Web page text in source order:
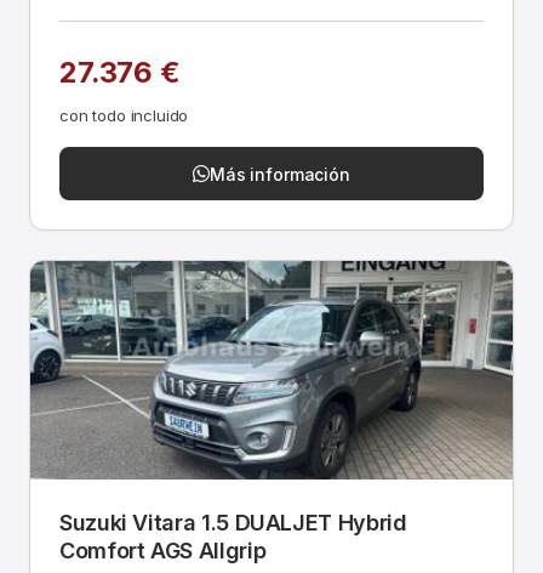
27.376 €
con todo incluido
Más información
Suzuki Vitara 1.5 DUALJET Hybrid
Comfort AGS Allgrip